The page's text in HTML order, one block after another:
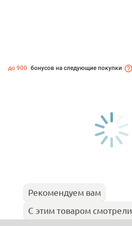
до 900 бонусов на следующие покупки
Рекомендуем вам
С этим товаром смотрели